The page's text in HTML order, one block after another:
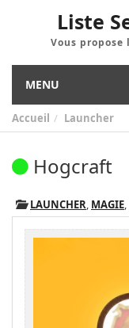
Liste
Vous
MENU
Accueil Launcher
Hogcraft
LAUNCHER, MAGIE,